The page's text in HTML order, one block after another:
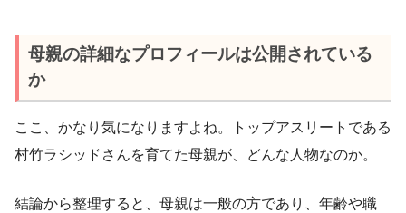
母親の詳細なプロフィールは公開されている
か
ここ、かなり気になりますよね。トップアスリートである
村竹ラシッドさんを育てた母親が、どんな人物なのか。
結論から整理すると、母親は一般の方であり、年齢や職